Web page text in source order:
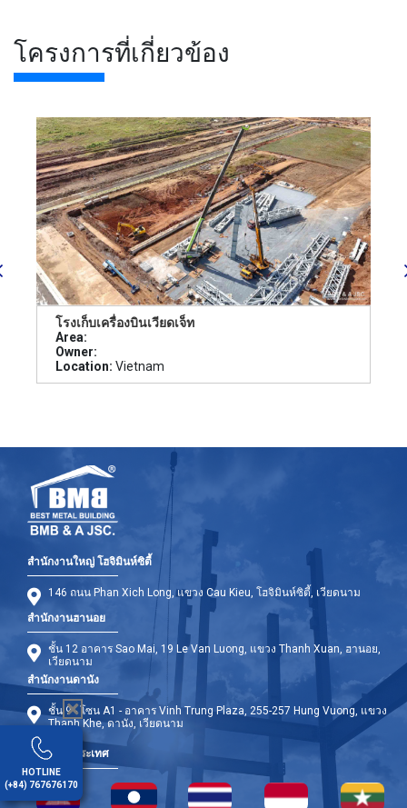
โครงการที่เกี่ยวข้อง
โรงเก็บเครื่องบินเวียดเจ็ท
Area:
Owner:
Location: Vietnam
สำนักงานใหญ่ โฮจิมินห์ซิตี้
146 ถนน Phan Xich Long, แขวง Cau Kieu, โฮจิมินห์ซิตี้, เวียดนาม
สำนักงานฮานอย
ชั้น 12 อาคาร Sao Mai, 19 Le Van Luong, แขวง Thanh Xuan, ฮานอย,
เวียดนาม
สำนักงานดานัง
ชั้น 9 - โซน A1 - อาคาร Vinh Trung Plaza, 255-257 Hung Vuong, แขวง
Thanh Khe, ดานัง, เวียดนาม
สาขาต่างประเทศ
HOTLINE
(+84) 767676170